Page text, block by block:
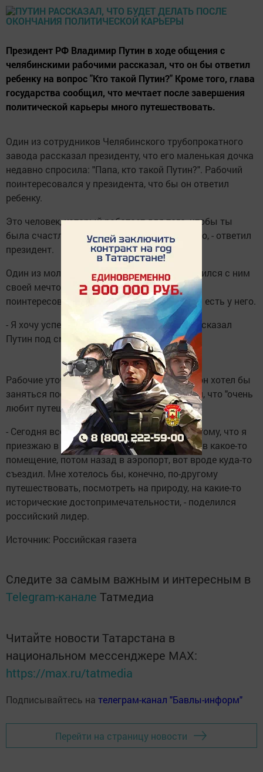
Президент РФ Владимир Путин в ходе общения с
челябинскими рабочими рассказал, что он бы ответил
ребенку на вопрос "Кто такой Путин?" Кроме того, глава
государства сообщил, что мечтает после завершения
политической карьеры много путешествовать.
Один из сотрудников Челябинского трубопрокатного
завода рассказал президенту, что его маленькая дочка
недавно спросила: "Папа, кто такой Путин?". Рабочий
поинтересовался у президента, что бы он ответил
ребенку.
Это человек, который работает для того, чтобы ты
была счастлива. Работает и живет для этого, - ответил
президент.
Один из молодых работников завода поделился с ним
своей мечтой - преуспеть на предприятии. И
поинтересовался у президента, какая мечта есть у него.
- Я хочу успешно завершить свою карьеру, - сказал
Путин под смех в цеху.
Рабочие уточнили, есть ли хобби, которым он хотел бы
заняться после этого. Президент признался, что "очень
любит путешествовать".
- Сегодня все мои путешествия сводятся к тому, что я
приезжаю в аэропорт, из него перебираюсь в какое-то
помещение, потом назад в аэропорт, вот вроде куда-то
съездил. Мне хотелось бы, конечно, по-другому
путешествовать, посмотреть на природу, на какие-то
исторические достопримечательности, - поделился
российский лидер.
Источник: Российская газета
Следите за самым важным и интересным в
Telegram-канале Татмедиа
Читайте новости Татарстана в
национальном мессенджере MАХ:
https://max.ru/tatmedia
Подписывайтесь на телеграм-канал "Бавлы-информ"
Перейти на страницу новости